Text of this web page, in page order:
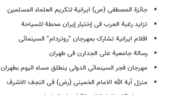
جائزة المصطفى (ص) ایرانیة لتکریم العلماء المسلمین
تزاید رغبة العرب فی إختیار إیران محطة للسیاحة
افلام ایرانیة تشارک بمهرجان "روتردام" السینمائی
رسالة جامعیة على الجدارن فی طهران
مهرجان فجر السینمائی الدولی ینطلق مساء الیوم بطهران
منزل آیة الله الامام الخمینی (رض) فی النجف الاشرف